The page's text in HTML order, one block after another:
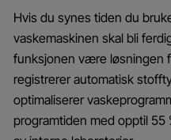
Hvis du synes tiden du
vaskemaskinen skal bli
funksjonen være løsningen
registrerer automatisk
optimaliserer
programtiden med opptil